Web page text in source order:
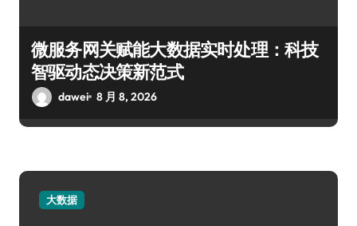
微服务网关赋能大数据实时处理：科技
智驱动态决策新范式
dawei 8 月 8, 2026
大数据